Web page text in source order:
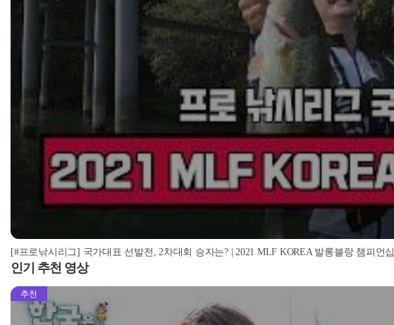
[#프로낚시리그] 국가대표 선발전, 2차대회 승자는? | 2021 MLF KOREA 발롱블랑 챔피언십
인기 추천 영상
추천